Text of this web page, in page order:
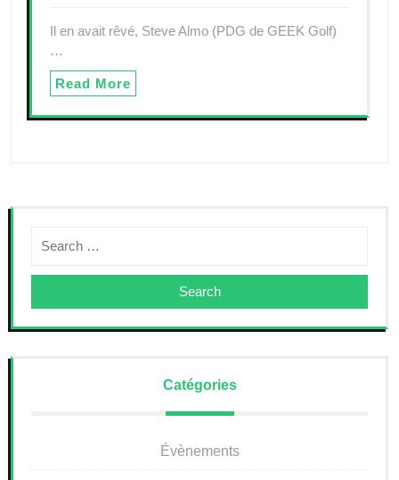
Il en avait rêvé, Steve Almo (PDG de GEEK Golf)
…
Read More
Search
Catégories
Évènements